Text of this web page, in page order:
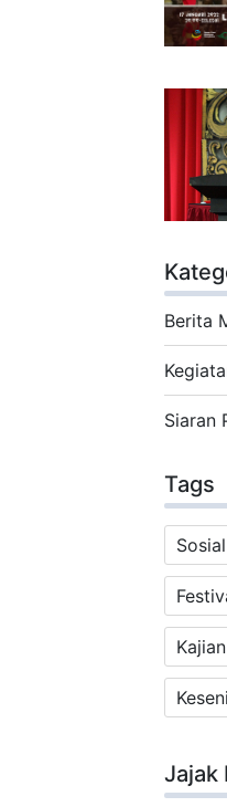
Berita
Siaran
Tags
Sosial
Jajak